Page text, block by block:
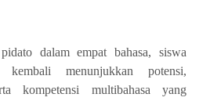
dalam empat bahasa, siswa
menunjukkan potensi,
kompetensi multibahasa yang